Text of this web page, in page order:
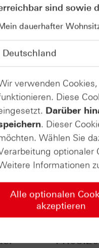
sind sowie
dauerhafter
verwenden
Diese
Darüber
. Dieser
Wählen Sie
optionaler
Informationen
Alle optionalen
akzeptieren